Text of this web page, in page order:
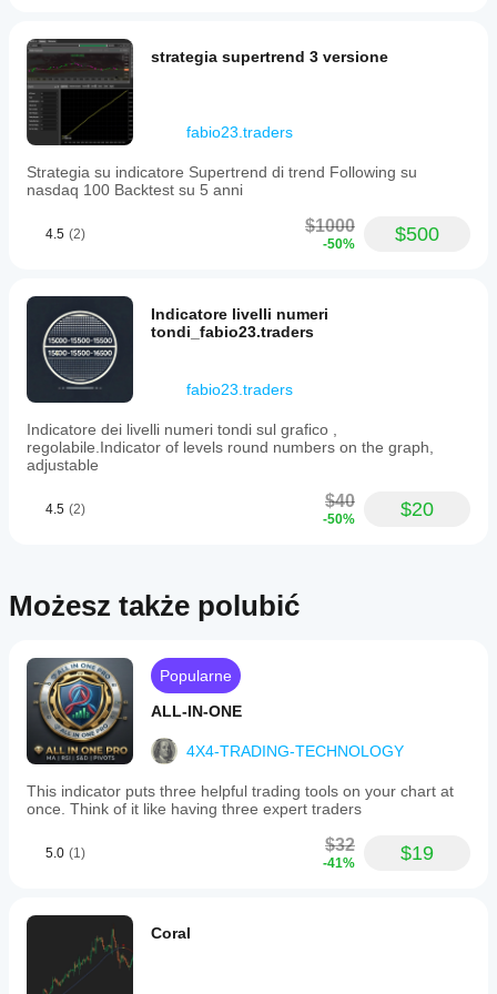
The
workflow
feels
calmer.
strategia supertrend 3 versione
fabio23.traders
Strategia su indicatore Supertrend di trend Following su
nasdaq 100 Backtest su 5 anni
4.5 (2) $1000
-50% $500
Indicatore livelli numeri
tondi_fabio23.traders
fabio23.traders
Indicatore dei livelli numeri tondi sul grafico ,
regolabile.Indicator of levels round numbers on the graph,
adjustable
4.5 (2) $40
-50% $20
Możesz także polubić
Popularne
ALL-IN-ONE
4X4-TRADING-TECHNOLOGY
This indicator puts three helpful trading tools on your chart at
once. Think of it like having three expert traders
5.0 (1) $32
-41% $19
Coral